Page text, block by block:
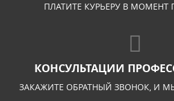
ПЛАТИТЕ КУРЬЕРУ В МОМЕНТ
КОНСУЛЬТАЦИИ
ЗАКАЖИТЕ ОБРАТНЫЙ ЗВОНОК, И